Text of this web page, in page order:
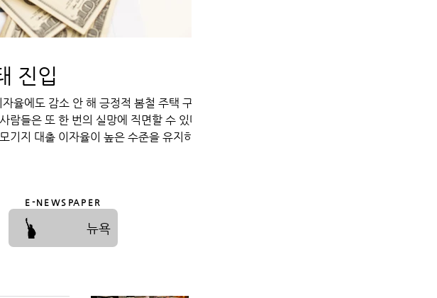
진입
에도 감소 안 해 긍정적 봄철 주택 구매
들은 또 한 번의 실망에 직면할 수 있다.
지 대출 이자율이 높은 수준을 유지하고
은 주택 구매력에 영향을 미치는 여러 요인
데, 주택 구매자들이 부족한 주택을 놓고
공급을 늘리는 것을
E-NEWSPAPER
뉴욕